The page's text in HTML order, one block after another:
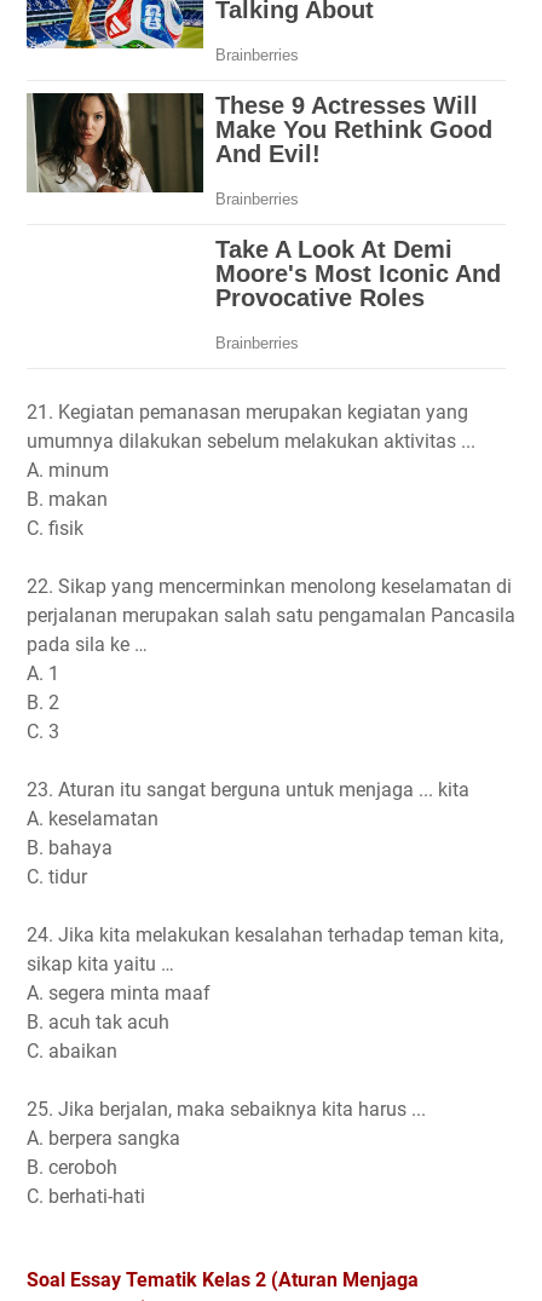
21. Kegiatan pemanasan merupakan kegiatan yang
umumnya dilakukan sebelum melakukan aktivitas ...
A. minum
B. makan
C. fisik
22. Sikap yang mencerminkan menolong keselamatan di
perjalanan merupakan salah satu pengamalan Pancasila
pada sila ke …
A. 1
B. 2
C. 3
23. Aturan itu sangat berguna untuk menjaga ... kita
A. keselamatan
B. bahaya
C. tidur
24. Jika kita melakukan kesalahan terhadap teman kita,
sikap kita yaitu …
A. segera minta maaf
B. acuh tak acuh
C. abaikan
25. Jika berjalan, maka sebaiknya kita harus ...
A. berpera sangka
B. ceroboh
C. berhati-hati
Soal Essay Tematik Kelas 2 (Aturan Menjaga